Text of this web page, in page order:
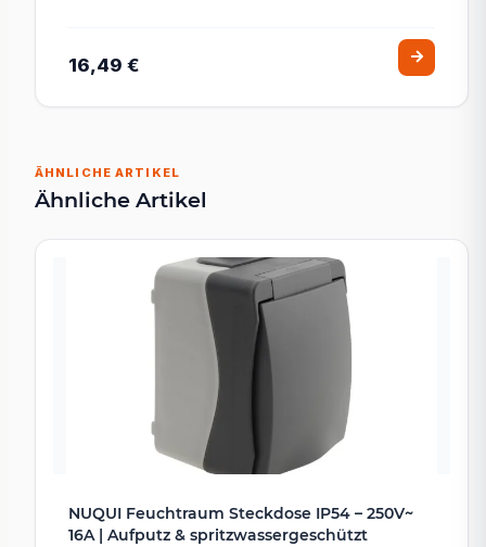
16,49 €
ÄHNLICHE ARTIKEL
Ähnliche Artikel
NUQUI Feuchtraum Steckdose IP54 – 250V~
16A | Aufputz & spritzwassergeschützt